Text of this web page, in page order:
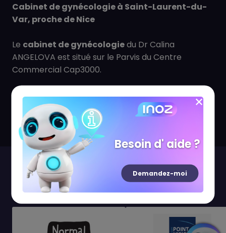
Cabinet de gynécologie à Saint-Laurent-du-
Var, proche de Nice
Le cabinet de gynécologiedu Dr Calina
ANGELOVA est situé sur le Parvis du Centre
Commercial Cap3000.
Consultations sur rendez-vous.
(Sortie Entresol)
Visitez aussi...
Besoin d' aide ?
Demandez-moi